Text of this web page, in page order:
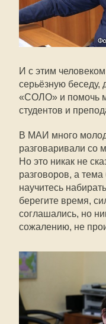
И с этим
серьёзную беседу,
«СОЛО» и помочь
студентов и
В МАИ много
разговаривали со
Но это никак не
разговоров, а
научитесь
берегите время,
соглашались, но
сожалению, не